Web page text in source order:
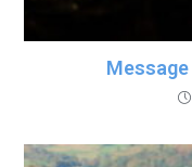
Message